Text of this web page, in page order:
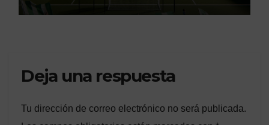
Deja una respuesta
Tu dirección de correo electrónico no será publicada.